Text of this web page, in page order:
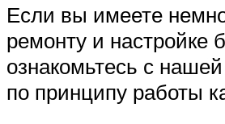
Если вы имеете
ремонту и настройке
ознакомьтесь с
по принципу работы